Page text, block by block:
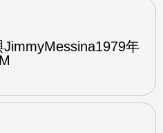
JimmyMessina1979年